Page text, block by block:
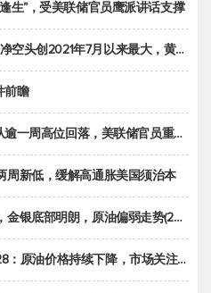
生”，受美联储官员鹰派讲话支撑
7月以来最大，黄金期货投机性净多头头寸减少
前瞻
回落，美联储官员重申鹰派立场推动美元回升
周新低，缓解高通胀美国须治本
部明朗，原油偏弱走势(20221128收评)
持续下降，市场关注OPEC+新一轮产能政策